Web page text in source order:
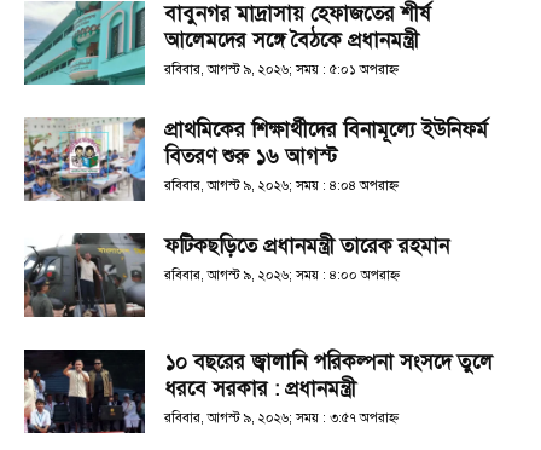
বাবুনগর মাদ্রাসায় হেফাজতের শীর্ষ
আলেমদের সঙ্গে বৈঠকে প্রধানমন্ত্রী
রবিবার, আগস্ট ৯, ২০২৬; সময় : ৫:০১ অপরাহ্ণ
প্রাথমিকের শিক্ষার্থীদের বিনামূল্যে ইউনিফর্ম
বিতরণ শুরু ১৬ আগস্ট
রবিবার, আগস্ট ৯, ২০২৬; সময় : ৪:০৪ অপরাহ্ণ
ফটিকছড়িতে প্রধানমন্ত্রী তারেক রহমান
রবিবার, আগস্ট ৯, ২০২৬; সময় : ৪:০০ অপরাহ্ণ
১০ বছরের জ্বালানি পরিকল্পনা সংসদে তুলে
ধরবে সরকার : প্রধানমন্ত্রী
রবিবার, আগস্ট ৯, ২০২৬; সময় : ৩:৫৭ অপরাহ্ণ